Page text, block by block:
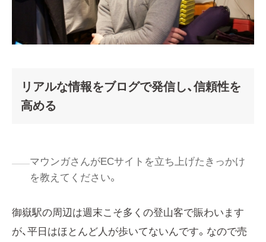
リアルな情報をブログで発信し、信頼性を
高める
マウンガさんがECサイトを立ち上げたきっかけ
を教えてください。
御嶽駅の周辺は週末こそ多くの登山客で賑わいます
が、平日はほとんど人が歩いてないんです。なので売